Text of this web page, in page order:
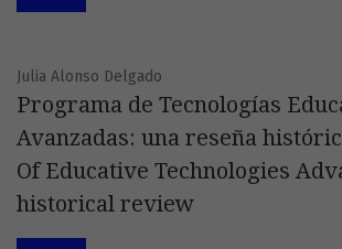
Julia Alonso Delgado
Programa de Tecnologías
Avanzadas: una reseña
Of Educative Technologies
historical review